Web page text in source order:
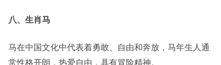
八、生肖马
马在中国文化中代表着勇敢、自由和奔放，马年生人通
常性格开朗，热爱自由，具有冒险精神。